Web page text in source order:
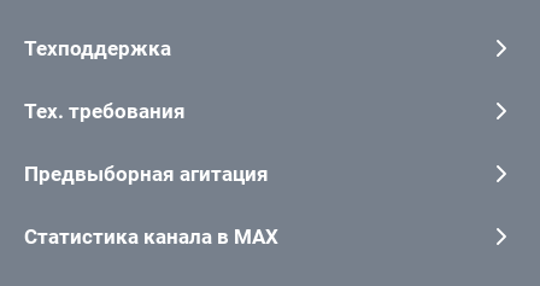
Техподдержка
Тех. требования
Предвыборная агитация
Статистика канала в MAX